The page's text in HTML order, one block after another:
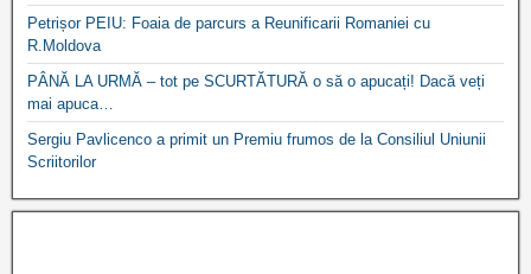
Petrișor PEIU: Foaia de parcurs a Reunificarii Romaniei cu
R.Moldova
PÂNĂ LA URMĂ – tot pe SCURTĂTURĂ o să o apucați! Dacă veți
mai apuca…
Sergiu Pavlicenco a primit un Premiu frumos de la Consiliul Uniunii
Scriitorilor